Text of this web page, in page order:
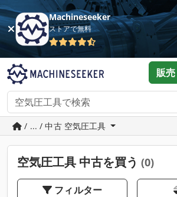
Machineseeker
ストアで無料
販売
/ ... / 中古 空気圧工具
空気圧工具 中古を買う (0)
フィルター